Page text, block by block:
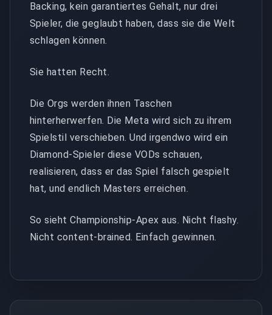
Backing, kein garantiertes Gehalt, nur drei
Spieler, die geglaubt haben, dass sie die Welt
schlagen können.
Sie hatten Recht.
Die Orgs werden ihnen Taschen
hinterherwerfen. Die Meta wird sich zu ihrem
Spielstil verschieben. Und irgendwo wird ein
Diamond-Spieler diese VODs schauen,
realisieren, dass er das Spiel falsch gespielt
hat, und endlich Masters erreichen.
So sieht Championship-Apex aus. Nicht flashy.
Nicht content-brained. Einfach gewinnen.